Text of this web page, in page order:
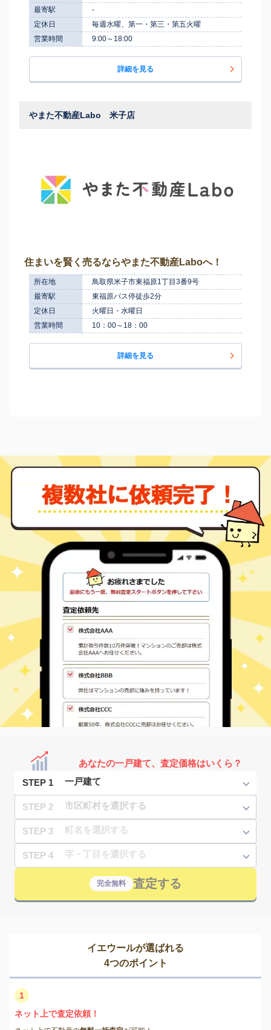
最寄駅
-
定休日
毎週水曜、第一・第三・第五火曜
営業時間
9:00～18:00
詳細を見る
やまた不動産Labo 米子店
住まいを賢く売るならやまた不動産Laboへ！
所在地
鳥取県米子市東福原1丁目3番9号
最寄駅
東福原バス停徒歩2分
定休日
火曜日・水曜日
営業時間
10：00～18：00
詳細を見る
あなたの一戸建て、査定価格はいくら？
STEP 1
STEP 2
STEP 3
STEP 4
完全無料 査定する
イエウールが選ばれる
4つのポイント
1
ネット上で査定依頼！